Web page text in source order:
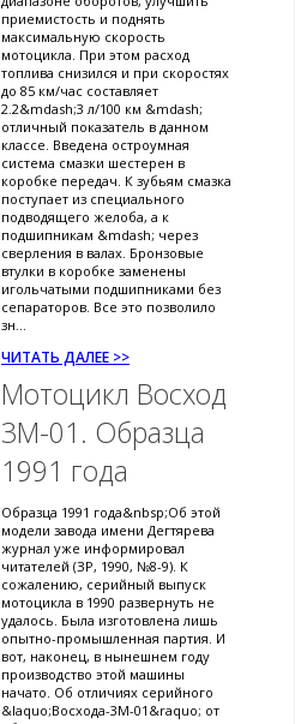
приемистость и поднять
максимальную скорость
мотоцикла. При этом расход
топлива снизился и при скоростях
до 85 км/час составляет
2.2&mdash;3 л/100 км &mdash;
отличный показатель в данном
классе. Введена остроумная
система смазки шестерен в
коробке передач. К зубьям смазка
поступает из специального
подводящего желоба, а к
подшипникам &mdash; через
сверления в валах. Бронзовые
втулки в коробке заменены
игольчатыми подшипниками без
сепараторов. Все это позволило
зн...
ЧИТАТЬ ДАЛЕЕ >>
Мотоцикл Восход
3М-01. Образца
1991 года
Образца 1991 года&nbsp;Об этой
модели завода имени Дегтярева
журнал уже информировал
читателей (ЗР, 1990, №8-9). К
сожалению, серийный выпуск
мотоцикла в 1990 развернуть не
удалось. Была изготовлена лишь
опытно-промышленная партия. И
вот, наконец, в нынешнем году
производство этой машины
начато. Об отличиях серийного
&laquo;Восхода-3М-01&raquo; от